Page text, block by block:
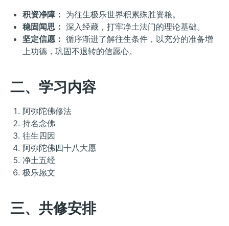
积资净障： 为往生极乐世界积累殊胜资粮。
稳固闻思： 深入经藏，打牢净土法门的理论基础。
坚定信愿： 循序渐进了解往生条件，以充分的准备增
上功德，巩固不退转的信愿心。
二、学习内容
阿弥陀佛修法
持名念佛
往生四因
阿弥陀佛四十八大愿
净土五经
极乐愿文
三、共修安排